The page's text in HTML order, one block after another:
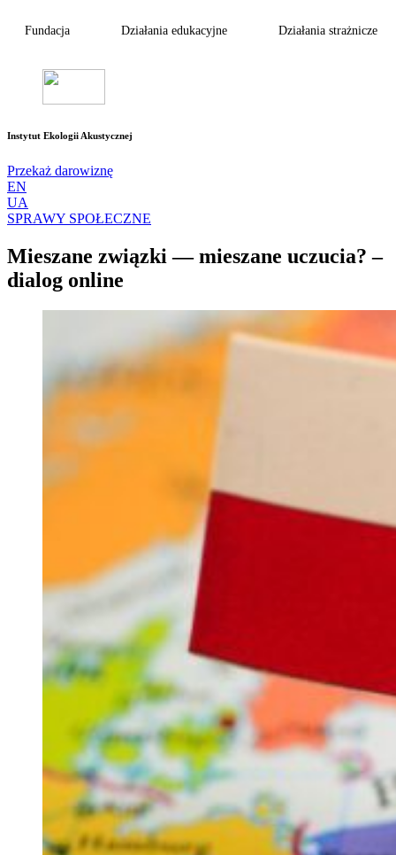
Fundacja Działania edukacyjne Działania strażnicze
Instytut Ekologii Akustycznej
Przekaż darowiznę
EN
UA
SPRAWY SPOŁECZNE
Mieszane związki — mieszane uczucia? –
dialog online